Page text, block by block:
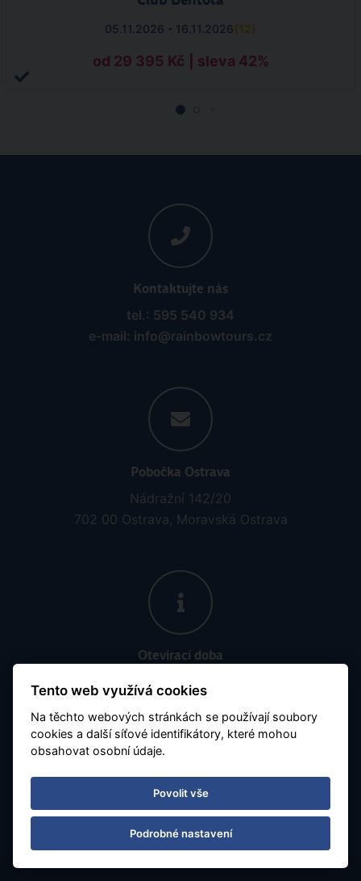
05.11.2026 - 16.11.2026(12)
od 29 395 Kč | sleva 42%
Kontaktujte nás
tel.: 595 540 934
e-mail: info@rainbowtours.cz
Pobočka Ostrava
Nádražní 142/20
702 00 Ostrava, Moravská Ostrava
Otevírací doba
Po - Pá 08:30 - 16:30
Číslo účtu: 7677799901 / 5500
Obchodujeme s aktuálním kurzem 1zł = 5.65 Kč
Tento web využívá cookies
Na těchto webových stránkách se používají soubory
cookies a další síťové identifikátory, které mohou
obsahovat osobní údaje.
Povolit vše
Podrobné nastavení